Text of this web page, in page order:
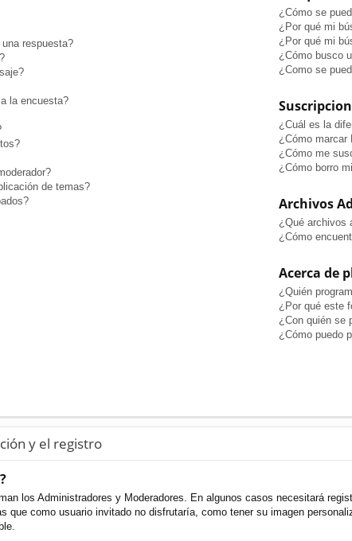
respuesta?
la encuesta?
de temas?
¿Cómo se
¿Por qué mi
¿Por qué mi
¿Cómo busco
¿Como se
¿Cuál es la
¿Cómo
¿Cómo me
¿Cómo borro
Archivos
¿Qué archivos
¿Cómo
Acerca de
¿Quién
¿Por qué este
¿Con quién se
¿Cómo puedo
y el registro
los Administradores y Moderadores. En algunos casos necesitará
que como usuario invitado no disfrutaría, como tener su imagen